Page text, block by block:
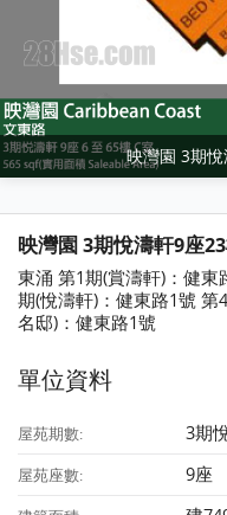
映灣園 3期
映灣園 3期悅濤軒9座
東涌 第1期(賞濤軒)：健
期(悅濤軒)：健東路1號 第
名邸)：健東路1號
單位資料
屋苑期數: 3期
屋苑座數: 9座